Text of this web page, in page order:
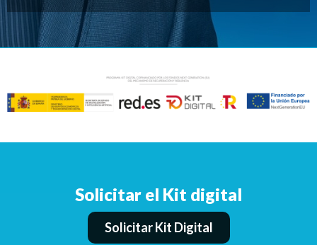
Solicitar el Kit digital
Solicitar Kit Digital